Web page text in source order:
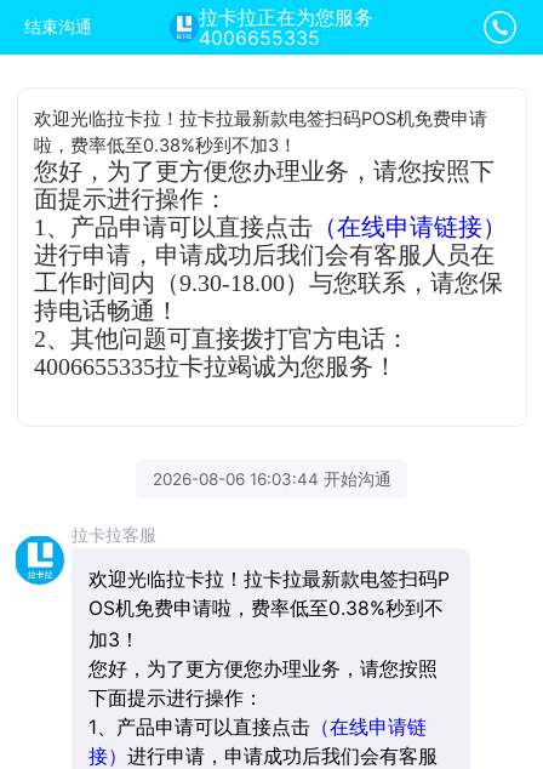
结束沟通
拉卡拉正在为您服务
4006655335
欢迎光临拉卡拉！拉卡拉最新款电签扫码POS机免费申请
啦，费率低至0.38%秒到不加3！
您好，为了更方便您办理业务，请您按照下
面提示进行操作：
1、产品申请可以直接点击 （在线申请链接）
进行申请，申请成功后我们会有客服人员在
工作时间内（9.30-18.00）与您联系，请您保
持电话畅通！
2、其他问题可直接拨打官方电话：
4006655335拉卡拉竭诚为您服务！
2026-08-06 16:03:44 开始沟通
拉卡拉客服
欢迎光临拉卡拉！拉卡拉最新款电签扫码P
OS机免费申请啦，费率低至0.38%秒到不
加3！
您好，为了更方便您办理业务，请您按照
下面提示进行操作：
1、产品申请可以直接点击（在线申请链
接） 进行申请，申请成功后我们会有客服